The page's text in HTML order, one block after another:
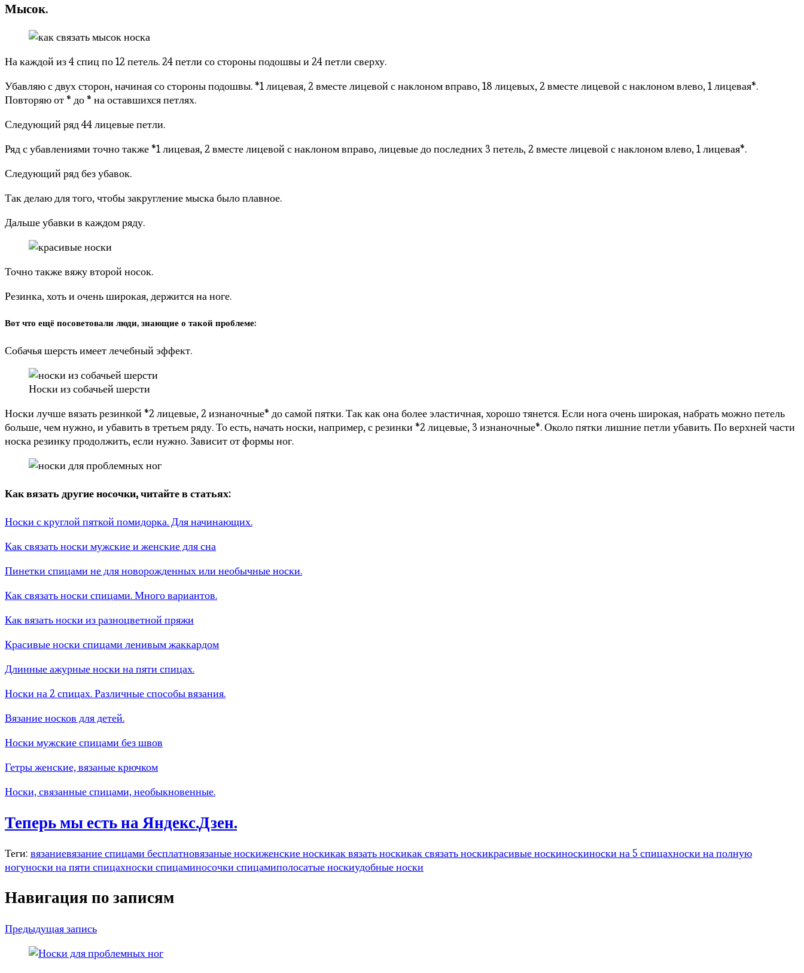
Мысок.
На каждой из 4 спиц по 12 петель. 24 петли со стороны подошвы и 24 петли сверху.
Убавляю с двух сторон, начиная со стороны подошвы. *1 лицевая, 2 вместе лицевой с наклоном вправо, 18 лицевых, 2 вместе лицевой с наклоном влево, 1 лицевая*.
Повторяю от * до * на оставшихся петлях.
Следующий ряд 44 лицевые петли.
Ряд с убавлениями точно также *1 лицевая, 2 вместе лицевой с наклоном вправо, лицевые до последних 3 петель, 2 вместе лицевой с наклоном влево, 1 лицевая*.
Следующий ряд без убавок.
Так делаю для того, чтобы закругление мыска было плавное.
Дальше убавки в каждом ряду.
Точно также вяжу второй носок.
Резинка, хоть и очень широкая, держится на ноге.
Вот что ещё посоветовали люди, знающие о такой проблеме:
Собачья шерсть имеет лечебный эффект.
Носки из собачьей шерсти
Носки лучше вязать резинкой *2 лицевые, 2 изнаночные* до самой пятки. Так как она более эластичная, хорошо тянется. Если нога очень широкая, набрать можно петель
больше, чем нужно, и убавить в третьем ряду. То есть, начать носки, например, с резинки *2 лицевые, 3 изнаночные*. Около пятки лишние петли убавить. По верхней части
носка резинку продолжить, если нужно. Зависит от формы ног.
Как вязать другие носочки, читайте в статьях:
Носки с круглой пяткой помидорка. Для начинающих.
Как связать носки мужские и женские для сна
Пинетки спицами не для новорожденных или необычные носки.
Как связать носки спицами. Много вариантов.
Как вязать носки из разноцветной пряжи
Красивые носки спицами ленивым жаккардом
Длинные ажурные носки на пяти спицах.
Носки на 2 спицах. Различные способы вязания.
Вязание носков для детей.
Носки мужские спицами без швов
Гетры женские, вязаные крючком
Носки, связанные спицами, необыкновенные.
Теперь мы есть на Яндекс.Дзен.
Теги: вязаниевязание спицами бесплатновязаные носкиженские носкикак вязать носкикак связать носкикрасивые носкиноскиноски на 5 спицахноски на полную
ногуноски на пяти спицахноски спицаминосочки спицамиполосатые носкиудобные носки
Навигация по записям
Предыдущая запись